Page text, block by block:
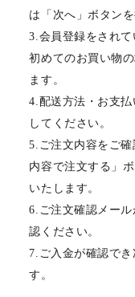
は「次へ」ボタン
3.会員登録をされて
初めてのお買い物
ます。
4.配送方法・お支
してください。
5.ご注文内容をご
内容で注文する」
いたします。
6.ご注文確認メー
認ください。
7.ご入金が確認で
す。